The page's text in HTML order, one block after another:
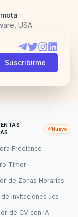
USA
Telegram
TwitterInstagram
Suscribirme
Nuevo
Freelance
Timer
de Zonas Horarias
invitaciones .ics
de CV con IA